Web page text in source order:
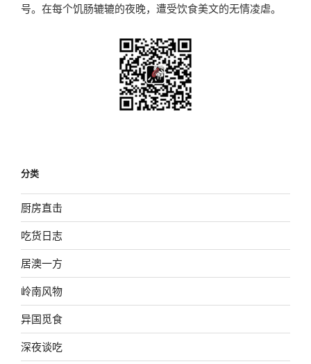
号。在每个饥肠辘辘的夜晚，遭受饮食美文的无情凌虐。
分类
厨房直击
吃货日志
居澳一方
岭南风物
异国觅食
深夜谈吃